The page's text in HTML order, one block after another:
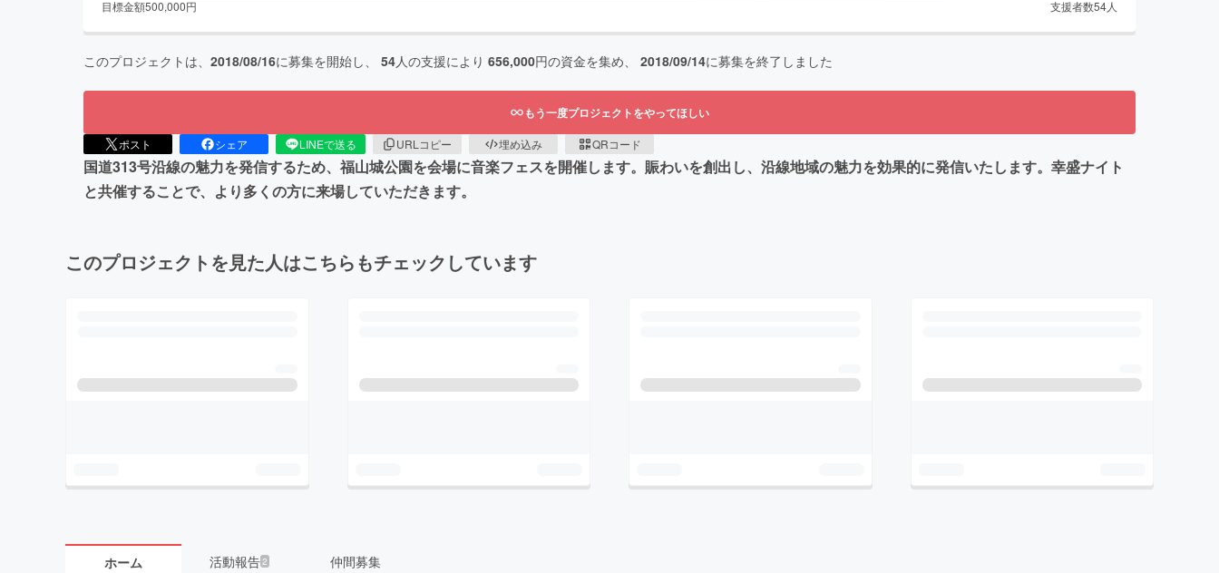
目標金額500,000円 支援者数54人
このプロジェクトは、 2018/08/16に募集を開始し、 54人の支援により 656,000円の資金を集め、 2018/09/14に募集を終了しました
もう一度プロジェクトをやってほしい
ポスト シェア LINEで送る URLコピー 埋め込み QRコード
国道313号沿線の魅力を発信するため、福山城公園を会場に音楽フェスを開催します。賑わいを創出し、沿線地域の魅力を効果的に発信いたします。幸盛ナイト
と共催することで、より多くの方に来場していただきます。
このプロジェクトを見た人はこちらもチェックしています
ホーム 活動報告2 仲間募集